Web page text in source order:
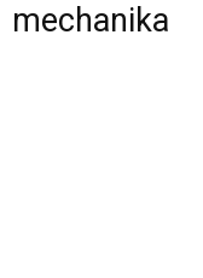
mechanika